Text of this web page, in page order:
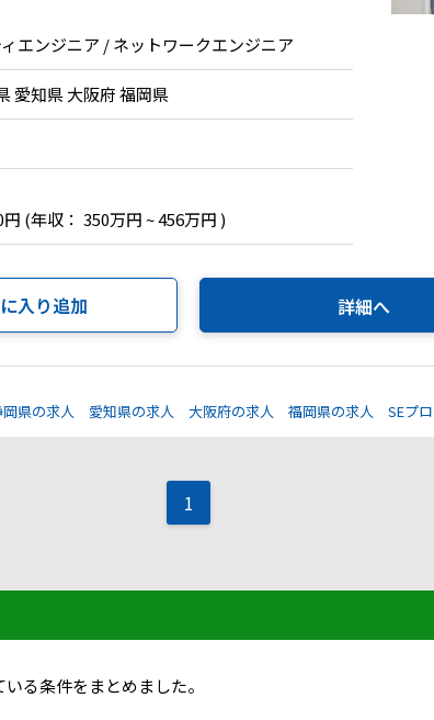
エンジニア / ネットワークエンジニア
愛知県 大阪府 福岡県
円 (年収： 350万円 ~ 456万円 )
入り追加 詳細へ
県の求人 愛知県の求人 大阪府の求人 福岡県の求人 SEプ
1
る条件をまとめました。